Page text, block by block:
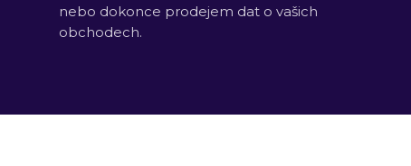
nebo dokonce prodejem dat o vašich
obchodech.